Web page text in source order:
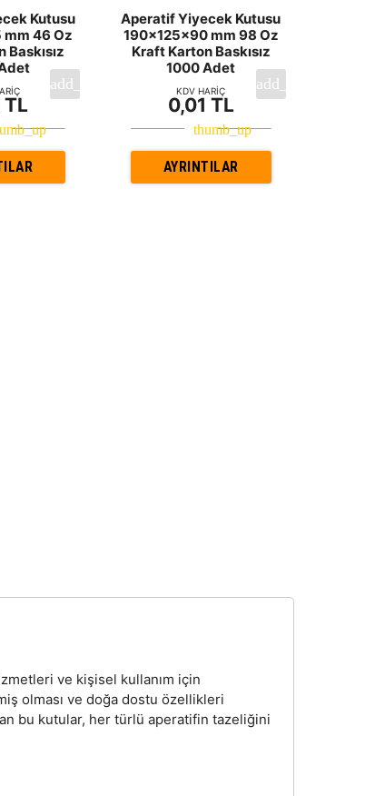
Kutusu
46 Oz
TL
Aperatif Yiyecek Kutusu
190x125x90 mm 98 Oz
Kraft Karton Baskısız
1000 Adet
KDV HARİÇ
0,01 TL
AYRINTILAR
ve kişisel kullanım için
olması ve doğa dostu özellikleri
bu kutular, her türlü aperatifin tazeliğini